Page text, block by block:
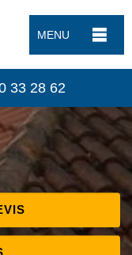
MENU
33 28 62